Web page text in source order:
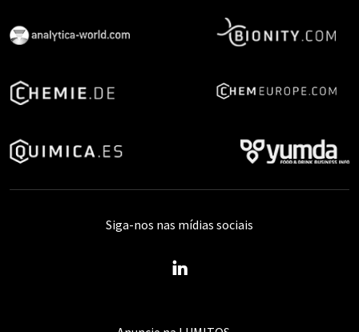
Siga-nos nas mídias sociais